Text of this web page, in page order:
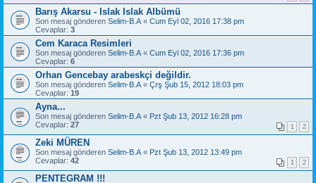
Barış Akarsu - Islak Islak Albümü
Son mesaj gönderen Selim-B.A « Cum Eyl 02, 2016 17:38 pm
Cevaplar: 3
Cem Karaca Resimleri
Son mesaj gönderen Selim-B.A « Cum Eyl 02, 2016 17:36 pm
Cevaplar: 6
Orhan Gencebay arabeskçi değildir.
Son mesaj gönderen Selim-B.A « Çrş Şub 15, 2012 18:03 pm
Cevaplar: 19
Ayna...
Son mesaj gönderen Selim-B.A « Pzt Şub 13, 2012 16:28 pm
Cevaplar: 27 1 2
Zeki MÜREN
Son mesaj gönderen Selim-B.A « Pzt Şub 13, 2012 13:49 pm
Cevaplar: 42 1 2
PENTEGRAM !!!